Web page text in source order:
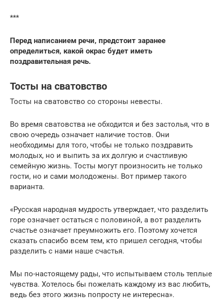
***
Перед написанием речи, предстоит заранее
определиться, какой окрас будет иметь
поздравительная речь.
Тосты на сватовство
Тосты на сватовство со стороны невесты.
Во время сватовства не обходится и без застолья, что в
свою очередь означает наличие тостов. Они
необходимы для того, чтобы не только поздравить
молодых, но и выпить за их долгую и счастливую
семейную жизнь. Тосты могут произносить не только
гости, но и сами молодожены. Вот пример такого
варианта.
«Русская народная мудрость утверждает, что разделить
горе означает остаться с половиной, а вот разделить
счастье означает преумножить его. Поэтому хочется
сказать спасибо всем тем, кто пришел сегодня, чтобы
разделить с нами наше счастья.
Мы по-настоящему рады, что испытываем столь теплые
чувства. Хотелось бы пожелать каждому из вас любить,
ведь без этого жизнь попросту не интересна».